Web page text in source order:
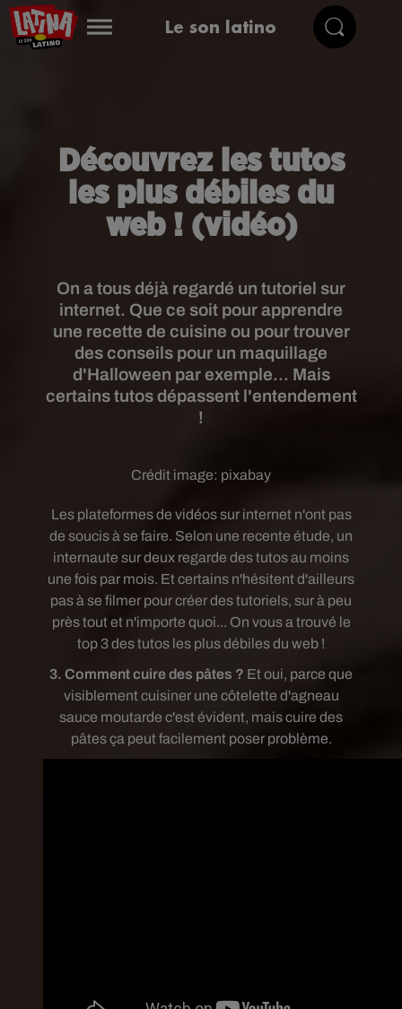
Le son latino
Découvrez les tutos
les plus débiles du
web ! (vidéo)
On a tous déjà regardé un tutoriel sur
internet. Que ce soit pour apprendre
une recette de cuisine ou pour trouver
des conseils pour un maquillage
d'Halloween par exemple... Mais
certains tutos dépassent l'entendement
!
Crédit image: pixabay
Les plateformes de vidéos sur internet n'ont pas
de soucis à se faire. Selon une recente étude, un
internaute sur deux regarde des tutos au moins
une fois par mois. Et certains n'hésitent d'ailleurs
pas à se filmer pour créer des tutoriels, sur à peu
près tout et n'importe quoi... On vous a trouvé le
top 3 des tutos les plus débiles du web !
3. Comment cuire des pâtes ? Et oui, parce que
visiblement cuisiner une côtelette d'agneau
sauce moutarde c'est évident, mais cuire des
pâtes ça peut facilement poser problème.